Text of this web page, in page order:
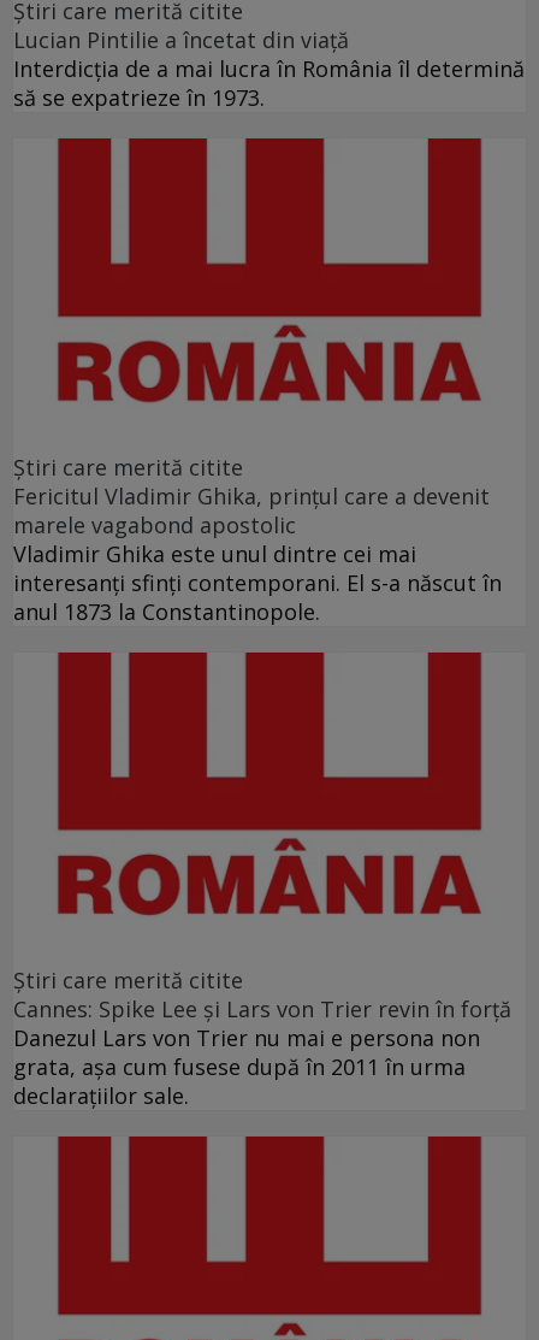
Ştiri care merită citite
Lucian Pintilie a încetat din viață
Interdicţia de a mai lucra în România îl determină
să se expatrieze în 1973.
Ştiri care merită citite
Fericitul Vladimir Ghika, prințul care a devenit
marele vagabond apostolic
Vladimir Ghika este unul dintre cei mai
interesanți sfinți contemporani. El s-a născut în
anul 1873 la Constantinopole.
Ştiri care merită citite
Cannes: Spike Lee şi Lars von Trier revin în forţă
Danezul Lars von Trier nu mai e persona non
grata, aşa cum fusese după în 2011 în urma
declaraţiilor sale.